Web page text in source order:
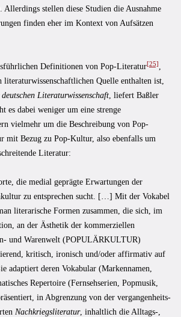
Allerdings stellen diese Studien die Ausnahme
finden eher im Kontext von Aufsätzen
Definitionen von Pop-Literatur[25]
literaturwissenschaftlichen Quelle enthalten ist,
Literaturwissenschaft , liefert Baßler
es dabei weniger um eine strenge
vielmehr um die Beschreibung von Pop-
mit Bezug zu Pop-Kultur, also ebenfalls um
Literatur:
die medial geprägte Erwartungen der
zu entsprechen sucht. […] Mit der Vokabel
literarische Formen zusammen, die sich, im
an der Ästhetik der kommerziellen
und Warenwelt (POPULÄRKULTUR)
kritisch, ironisch und/oder affirmativ auf
adaptiert deren Vokabular (Markennamen,
Repertoire (Fernsehserien, Popmusik,
in Abgrenzung von der vergangenheits-
Nachkriegsliteratur, inhaltlich die Alltags-,